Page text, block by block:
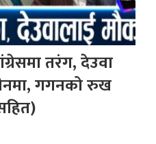
तरंग, देउवा
गगनको रुख